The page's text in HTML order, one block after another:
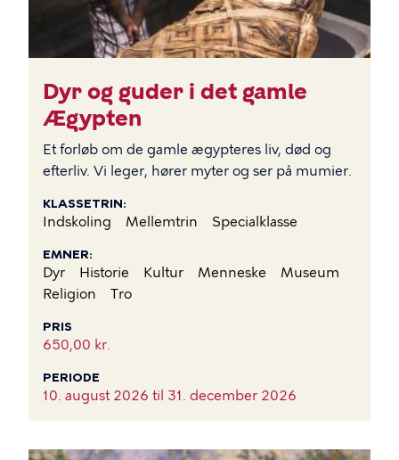
Dyr og guder i det gamle
Ægypten
Et forløb om de gamle ægypteres liv, død og
efterliv. Vi leger, hører myter og ser på mumier.
KLASSETRIN
Indskoling Mellemtrin Specialklasse
EMNER
Dyr Historie Kultur Menneske
Museum
Religion
Tro
PRIS
650,00 kr.
PERIODE
10. august 2026 til 31. december 2026